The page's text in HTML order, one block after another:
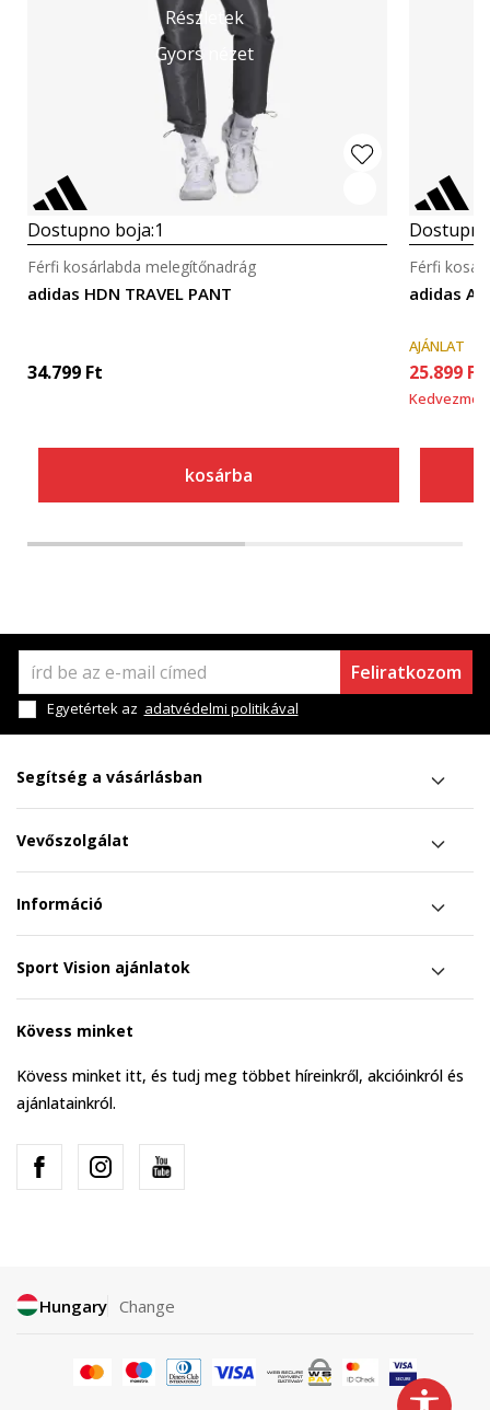
Részletek
Gyors nézet
Dostupno boja:1
adidas HDN TRAVEL PANT
Férfi kosárlabda melegítőnadrág
34.799 Ft
kosárba
adidas
Férfi
AJÁNLAT
25.899 Ft
Feliratkozom
Egyetértek az adatvédelmi politikával
Segítség a vásárlásban
Vevőszolgálat
Információ
Sport Vision ajánlatok
Kövess minket
Kövess minket itt, és tudj meg többet híreinkről, akcióinkról és
ajánlatainkról.
Hungary Change